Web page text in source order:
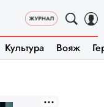
Культура Вояж